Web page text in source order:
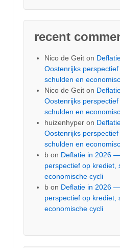
recent
Nico de Geit on
Oostenrijks perspectief
schulden en
Nico de Geit on
Oostenrijks perspectief
schulden en
huizenhyper on
Oostenrijks perspectief
schulden en
b on Deflatie in 2026
perspectief op krediet,
economische cycli
b on Deflatie in 2026
perspectief op krediet,
economische cycli